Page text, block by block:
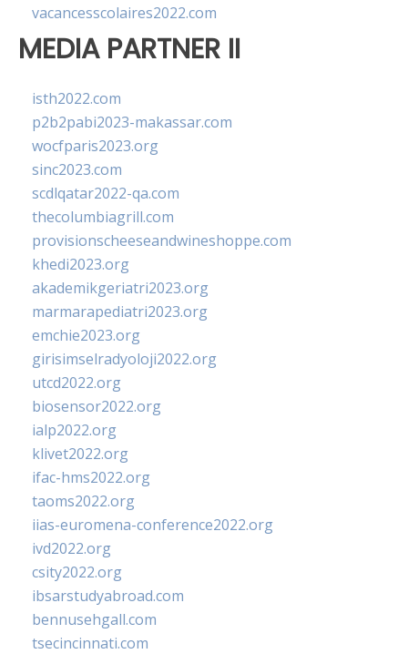
vacancesscolaires2022.com
MEDIA PARTNER II
isth2022.com
p2b2pabi2023-makassar.com
wocfparis2023.org
sinc2023.com
scdlqatar2022-qa.com
thecolumbiagrill.com
provisionscheeseandwineshoppe.com
khedi2023.org
akademikgeriatri2023.org
marmarapediatri2023.org
emchie2023.org
girisimselradyoloji2022.org
utcd2022.org
biosensor2022.org
ialp2022.org
klivet2022.org
ifac-hms2022.org
taoms2022.org
iias-euromena-conference2022.org
ivd2022.org
csity2022.org
ibsarstudyabroad.com
bennusehgall.com
tsecincinnati.com